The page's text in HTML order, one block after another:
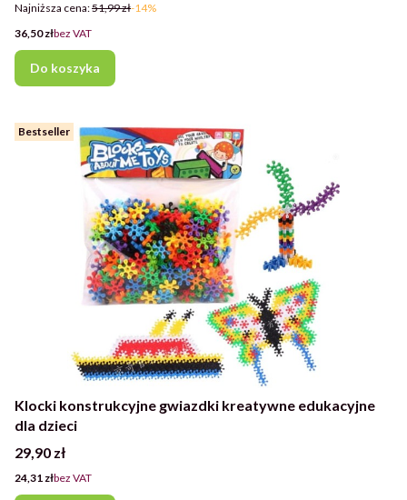
Najniższa cena:51,99 zł-14%
Cena
36,50 złbez VAT
Do koszyka
Bestseller
Klocki konstrukcyjne gwiazdki kreatywne edukacyjne
dla dzieci
Cena
29,90 zł
Cena
24,31 złbez VAT